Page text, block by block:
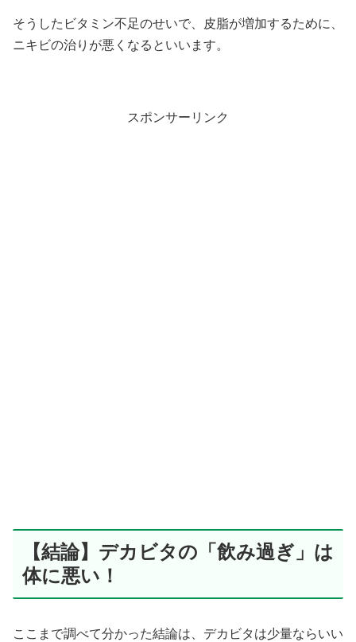
そうしたビタミン不足のせいで、皮脂が増加するために、
ニキビの治りが悪くなるといいます。
スポンサーリンク
【結論】デカビタの「飲み過ぎ」は
体に悪い！
ここまで調べて分かった結論は、デカビタは少量ならいい